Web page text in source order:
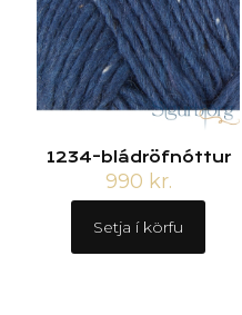
1234-bládröfnóttur
990 kr.
Setja í körfu